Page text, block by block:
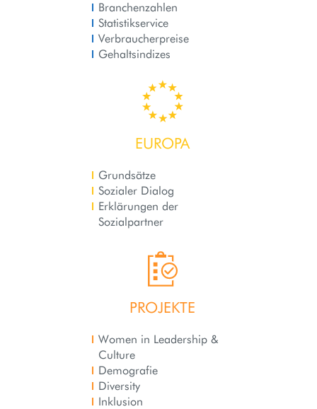
Branchenzahlen
Statistikservice
Verbraucherpreise
Gehaltsindizes
EUROPA
Grundsätze
Sozialer Dialog
Erklärungen der
Sozialpartner
PROJEKTE
Women in Leadership &
Culture
Demografie
Diversity
Inklusion